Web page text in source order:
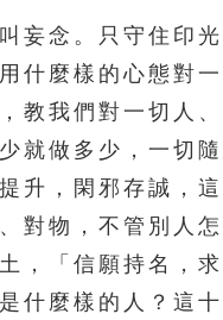
念。只守住印光
什麼樣的心態對
教我們對一切人
就做多少，一切
升，閑邪存誠，
對物，不管別人
，「信願持名，
什麼樣的人？這